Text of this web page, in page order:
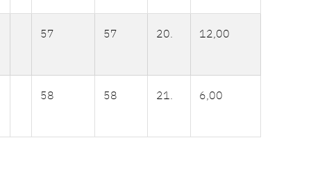
57 57 20. 12,00
58 58 21. 6,00